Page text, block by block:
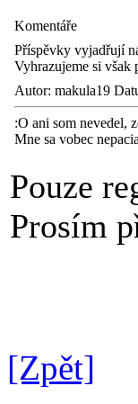
Komentáře
Příspěvky vyjadřují
Vyhrazujeme si však
Autor: makula19
:O ani som nevedel,
Mne sa vobec
Pouze
Prosím
[Zpět]